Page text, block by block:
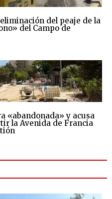
del peaje de la
del Campo de
«abandonada» y acusa
la Avenida de Francia